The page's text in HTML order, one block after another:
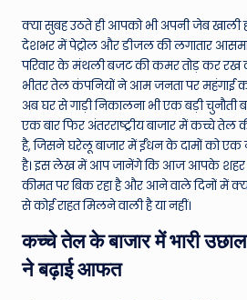
N
e
w
s
A
ro
u
d
T
क्या सुबह उठते ही आपको भी अपनी जेब खाली
देशभर में पेट्रोल और डीजल की लगातार
परिवार के मंथली बजट की कमर तोड़ कर रख
भीतर तेल कंपनियों ने आम जनता पर महंगाई
अब घर से गाड़ी निकालना भी एक बड़ी
एक बार फिर अंतरराष्ट्रीय बाजार में कच्चे तेल
है, जिसने घरेलू बाजार में ईंधन के दामों को एक
है। इस लेख में आप जानेंगे कि आज आपके शहर
कीमत पर बिक रहा है और आने वाले दिनों में
से कोई राहत मिलने वाली है या नहीं।
कच्चे तेल के बाजार में भारी
ने बढ़ाई आफत